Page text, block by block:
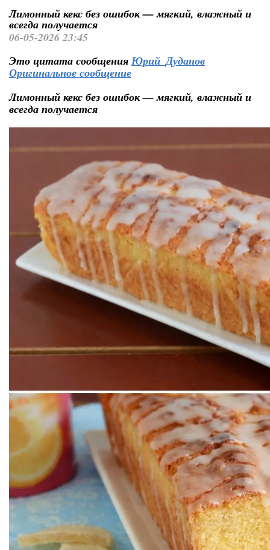
Лимонный кекс без ошибок — мягкий, влажный и
всегда получается
06-05-2026 23:45
Это цитата сообщения Юрий_Дуданов
Оригинальное сообщение
Лимонный кекс без ошибок — мягкий, влажный и
всегда получается